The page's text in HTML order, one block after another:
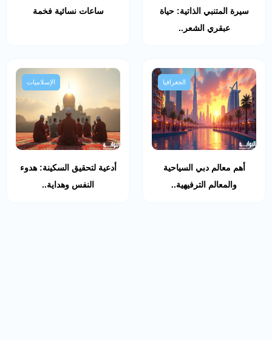
سيرة المتنبي الذاتية: حياة
عبقري الشعر..
ساعات نسائية فخمة
الجغرافيا
أهم معالم دبي السياحية
والمعالم الترفيهية..
الإسلاميات
أدعية لتحقيق السكينة: هدوء
النفس وهداية..